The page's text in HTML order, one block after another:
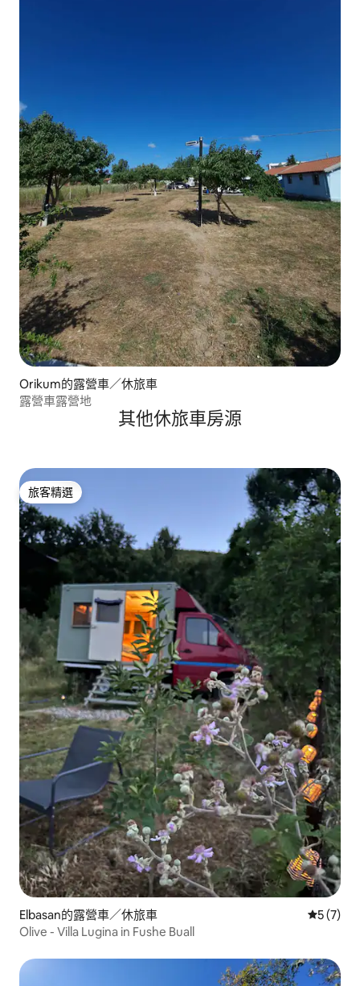
Orikum的露營車／休旅車
露營車露營地
其他休旅車房源
旅客精選
旅客精選
Elbasan的露營車／休旅車 從 7 則評
5 (7)
Olive - Villa Lugina in Fushe Buall